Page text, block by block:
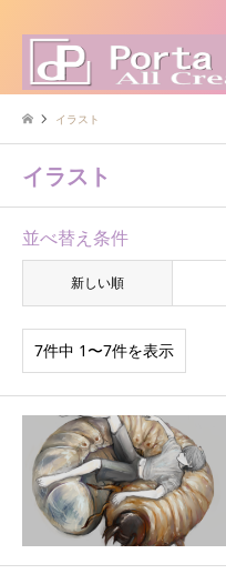
イラスト
イラスト
並べ替え条件
新しい順
7件中 1〜7件を表示